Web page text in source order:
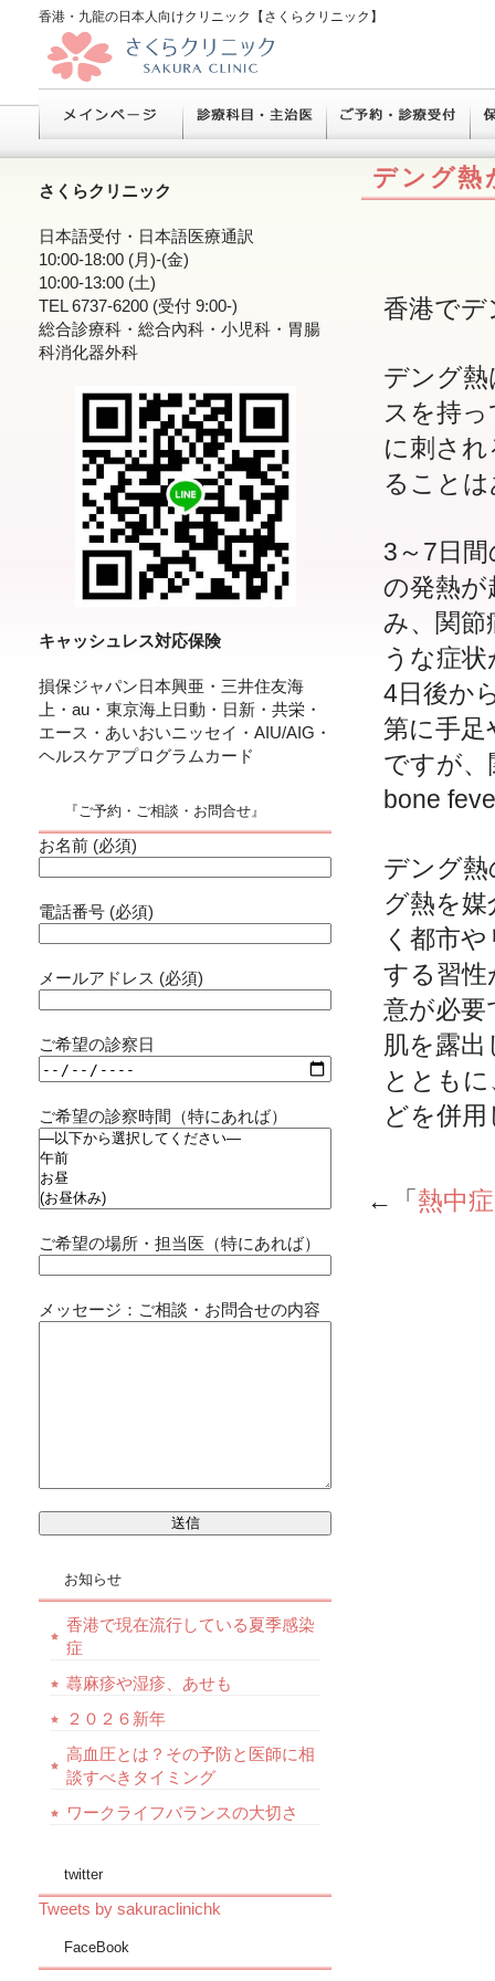
香港・九龍の日本人向けクリニック【さくらクリニック】
デング熱
香港で
デング
スを持
に刺さ
ること
3～7日
の発熱
み、関
うな症
4日後か
第に手
ですが
bone
デング
グ熱を
く都市
する習性
意が必
肌を露
ととも
どを併
←「熱中
さくらクリニック
日本語受付・日本語医療通訳
10:00-18:00 (月)-(金)
10:00-13:00 (土)
TEL 6737-6200 (受付 9:00-)
総合診療科・総合內科・小児科・胃腸
科消化器外科
キャッシュレス対応保険
損保ジャパン日本興亜・三井住友海
上・au・東京海上日動・日新・共栄・
エース・あいおいニッセイ・AIU/AIG・
ヘルスケアプログラムカード
『ご予約・ご相談・お問合せ』
お名前 (必須)
電話番号 (必須)
メールアドレス (必須)
ご希望の診察日
ご希望の診察時間（特にあれば）
ご希望の場所・担当医（特にあれば）
メッセージ：ご相談・お問合せの内容
お知らせ
香港で現在流行している夏季感染
症
蕁麻疹や湿疹、あせも
２０２６新年
高血圧とは？その予防と医師に相
談すべきタイミング
ワークライフバランスの大切さ
twitter
Tweets by sakuraclinichk
FaceBook